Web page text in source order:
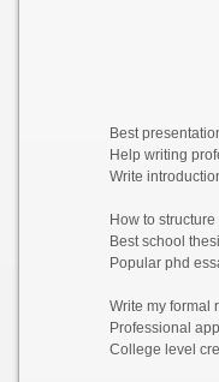
Best
Help writing
Write
How to
Best school
Popular phd
Write my formal
Professional
College level